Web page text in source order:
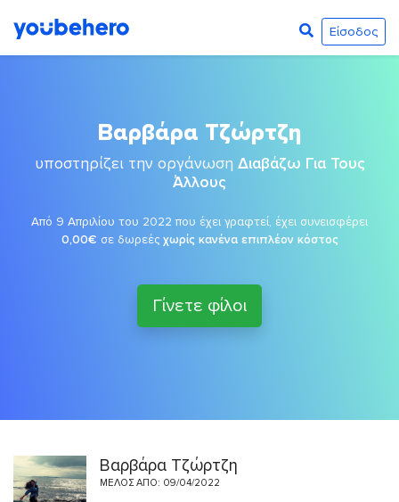
Είσοδος
Βαρβάρα Τζώρτζη
υποστηρίζει την οργάνωση Διαβάζω Για Τους
Άλλους
Από 9 Απριλίου του 2022 που έχει γραφτεί, έχει συνεισφέρει
0,00€ σε δωρεές χωρίς κανένα επιπλέον κόστος
Γίνετε φίλοι
Βαρβάρα Τζώρτζη
ΜΈΛΟΣ ΑΠΌ: 09/04/2022